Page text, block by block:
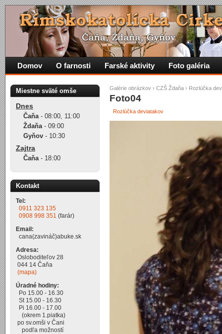
Galérie obrázkov › CZŠ Ždaňa › Rozlúčka
Foto04
Rozlúčka deviatakov
Domov O farnosti Farské aktivity Foto galéria
Miestne sväté omše
Dnes
Čaňa- 08:00, 11:00
Ždaňa- 09:00
Gyňov - 10:30
Zajtra
Čaňa- 18:00
Kontakt
Tel:
0911 323 135
0908 998 351 (farár)
Email:
cana(zavináč)abuke.sk
Adresa:
Osloboditeľov 28
044 14 Čaňa
(mapa)
Úradné hodiny:
Po 15.00 - 16.30
St 15.00 - 16.30
Pi 16.00 - 17.00
(okrem 1.piatka)
po sv.omši v Čani
podľa možností